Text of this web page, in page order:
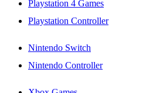
Playstation 4 Games
Playstation Controller
Nintendo Switch
Nintendo Controller